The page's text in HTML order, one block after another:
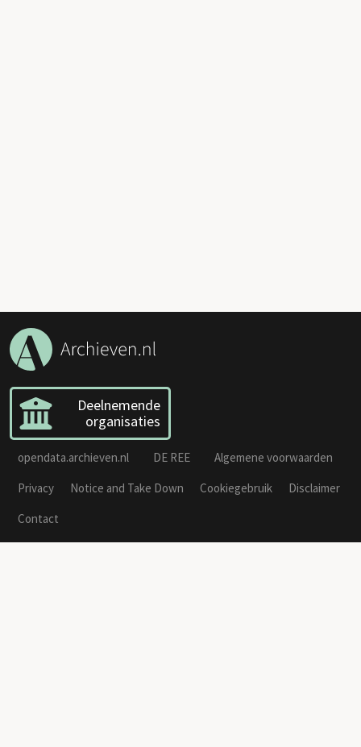
Deelnemende
organisaties
opendata.archieven.nl DE REE
Algemene voorwaarden
Privacy
Notice and Take Down Cookiegebruik
Disclaimer
Contact